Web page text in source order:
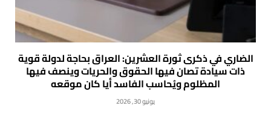
الضاري في ذكرى ثورة العشرين: العراق بحاجة لدولة قوية
ذات سيادة تصان فيها الحقوق والحريات وينصف فيها
المظلوم ويُحاسب الفاسد أيا كان موقعه
يونيو 30, 2026